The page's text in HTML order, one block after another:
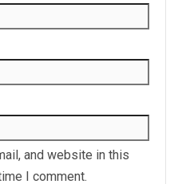
and website in this
I comment.